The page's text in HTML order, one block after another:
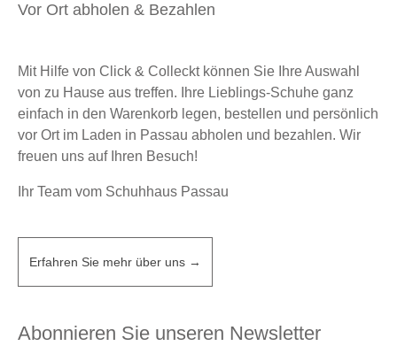
Vor Ort abholen & Bezahlen
Mit Hilfe von Click & Colleckt können Sie Ihre Auswahl
von zu Hause aus treffen. Ihre Lieblings-Schuhe ganz
einfach in den Warenkorb legen, bestellen und persönlich
vor Ort im Laden in Passau abholen und bezahlen. Wir
freuen uns auf Ihren Besuch!
Ihr Team vom Schuhhaus Passau
Erfahren Sie mehr über uns →
Abonnieren Sie unseren Newsletter